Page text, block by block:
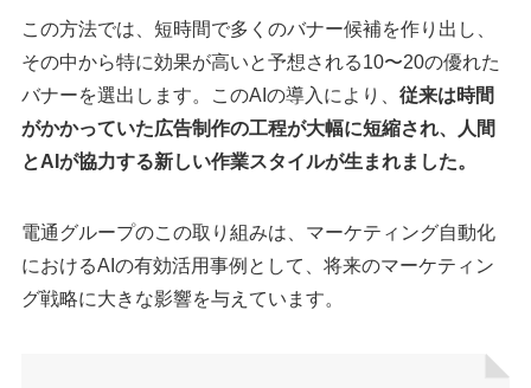
この方法では、短時間で多くのバナー候補を作り出し、
その中から特に効果が高いと予想される10〜20の優れた
バナーを選出します。このAIの導入により、 従来は時間
がかかっていた広告制作の工程が大幅に短縮され、人間
とAIが協力する新しい作業スタイルが生まれました。
電通グループのこの取り組みは、マーケティング自動化
におけるAIの有効活用事例として、将来のマーケティン
グ戦略に大きな影響を与えています。